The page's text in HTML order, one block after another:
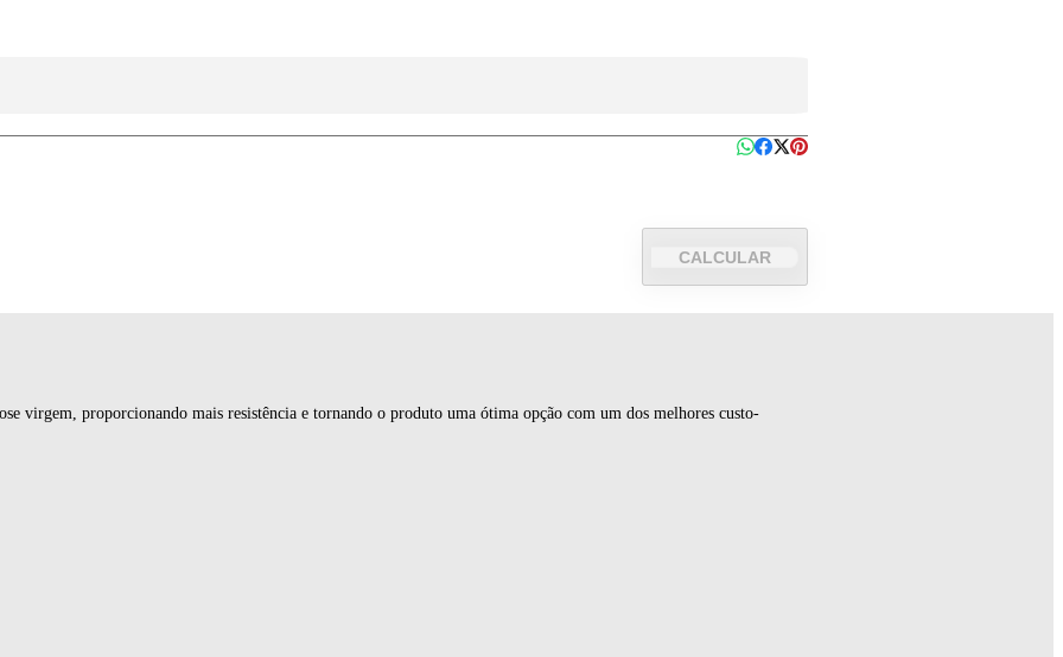
CALCULAR
virgem, proporcionando mais resistência e tornando o produto uma ótima opção com um dos melhores custo-